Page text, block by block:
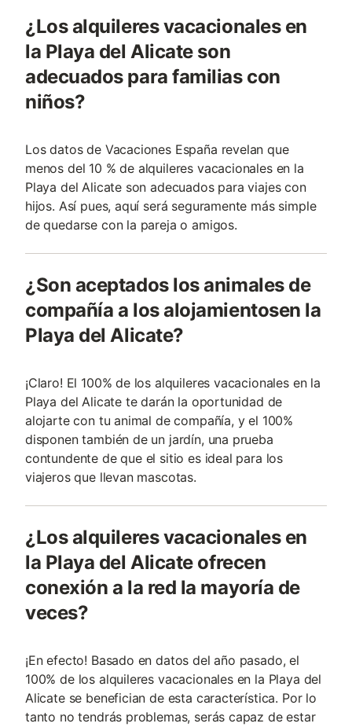
¿Los alquileres vacacionales en
la Playa del Alicate son
adecuados para familias con
niños?
Los datos de Vacaciones España revelan que
menos del 10 % de alquileres vacacionales en la
Playa del Alicate son adecuados para viajes con
hijos. Así pues, aquí será seguramente más simple
de quedarse con la pareja o amigos.
¿Son aceptados los animales de
compañía a los alojamientosen la
Playa del Alicate?
¡Claro! El 100% de los alquileres vacacionales en la
Playa del Alicate te darán la oportunidad de
alojarte con tu animal de compañía, y el 100%
disponen también de un jardín, una prueba
contundente de que el sitio es ideal para los
viajeros que llevan mascotas.
¿Los alquileres vacacionales en
la Playa del Alicate ofrecen
conexión a la red la mayoría de
veces?
¡En efecto! Basado en datos del año pasado, el
100% de los alquileres vacacionales en la Playa del
Alicate se benefician de esta característica. Por lo
tanto no tendrás problemas, serás capaz de estar